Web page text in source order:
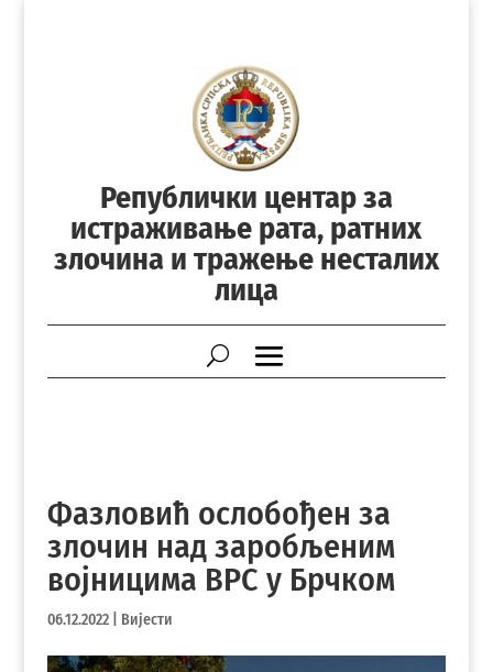
Републички центар за
истраживање рата, ратних
злочина и тражење несталих
лица
Фазловић ослобођен за
злочин над заробљеним
војницима ВРС у Брчком
06.12.2022| Вијести